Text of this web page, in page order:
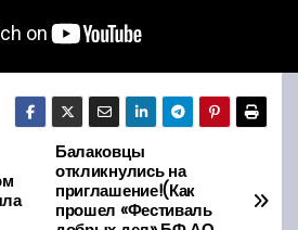
Балаковцы
откликнулись на
приглашение!(Как
прошел «Фестиваль